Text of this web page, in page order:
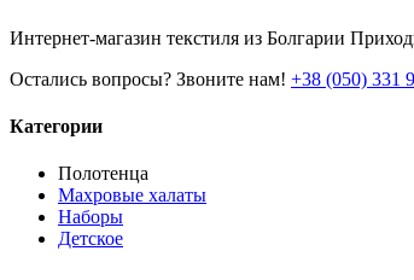
Интернет-магазин текстиля из Болгарии
Остались вопросы? Звоните нам! +38 (050) 331
Категории
Полотенца
Махровые халаты
Наборы
Детское